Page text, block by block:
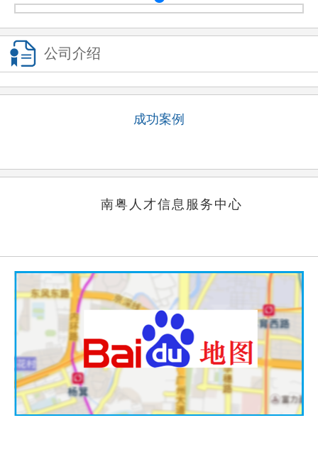
134****0095 符合条件 方案已发送
方案已发送
138****2905
187****1303 暂未符合 方案已发送
136****7047 符合条件 方案已发送
符合条件
方案已发送
公司介绍
成功案例
南粤人才信息服务中心